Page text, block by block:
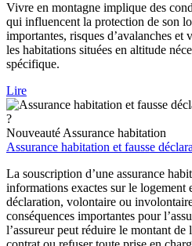
Vivre en montagne implique des
qui influencent la protection de son
importantes, risques d’avalanches et
les habitations situées en altitude
spécifique.
Lire
Nouveauté Assurance habitation
Assurance habitation et fausse
La souscription d’une assurance
informations exactes sur le logement
déclaration, volontaire ou
conséquences importantes pour
l’assureur peut réduire le montant